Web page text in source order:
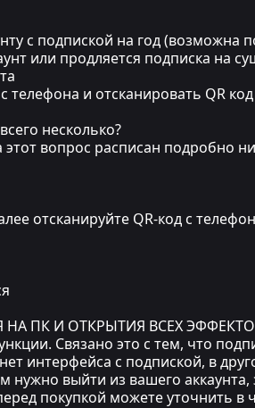
с подпиской на год (возможна
или продляется подписка на
и отсканировать QR
несколько?
вопрос расписан подробно
отсканируйте QR-код с
НА ПК И ОТКРЫТИЯ ВСЕХ
Связано это с тем, что
интерфейса с подпиской, в
нужно выйти из вашего
покупкой можете уточнить